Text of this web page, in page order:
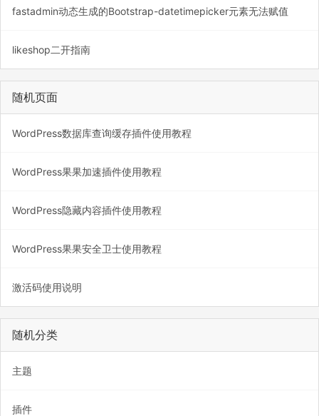
fastadmin动态生成的Bootstrap-datetimepicker元素无法赋值
likeshop二开指南
随机页面
WordPress数据库查询缓存插件使用教程
WordPress果果加速插件使用教程
WordPress隐藏内容插件使用教程
WordPress果果安全卫士使用教程
激活码使用说明
随机分类
主题
插件